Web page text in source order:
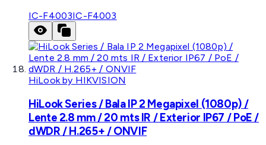
IC-F4003IC-F4003
HiLook by HIKVISION
HiLook Series / Bala IP 2 Megapixel (1080p) /
Lente 2.8 mm / 20 mts IR / Exterior IP67 / PoE /
dWDR / H.265+ / ONVIF